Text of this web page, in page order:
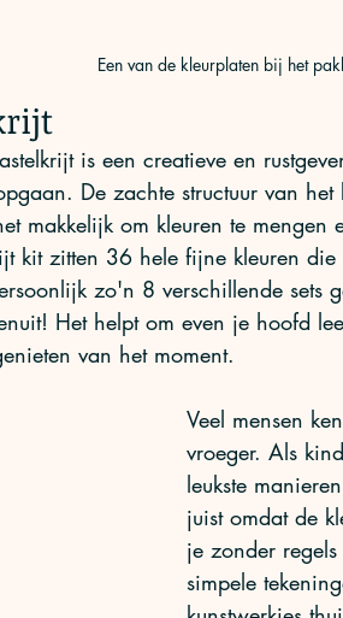
Een van de kleurplaten bij het
is een creatieve en
De zachte structuur van
makkelijk om kleuren te mengen
kit zitten 36 hele fijne kleuren
zo'n 8 verschillende sets
Het helpt om even je hoofd
van het moment.
Veel mensen
vroeger. Als
leukste
juist omdat de
je zonder
simpele